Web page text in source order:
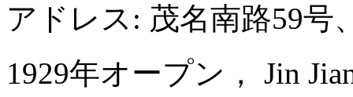
アドレス: 茂名南路59号
1929年オープン， Jin